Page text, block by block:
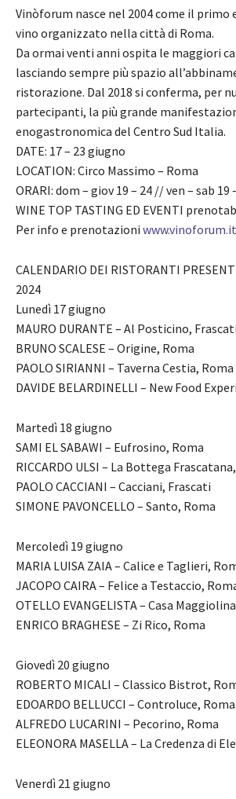
Vinòforum nasce nel 2004 come il primo
vino organizzato nella città di Roma.
Da ormai venti anni ospita le maggiori
lasciando sempre più spazio
ristorazione. Dal 2018 si conferma, per
partecipanti, la più grande
enogastronomica del Centro Sud Italia.
DATE: 17 – 23 giugno
LOCATION: Circo Massimo – Roma
ORARI: dom – giov 19 – 24 // ven – sab 19
WINE TOP TASTING ED EVENTI
Per info e prenotazioni www.vinoforum.it
CALENDARIO DEI RISTORANTI
2024
Lunedì 17 giugno
MAURO DURANTE – Al Posticino, Frascati
BRUNO SCALESE – Origine, Roma
PAOLO SIRIANNI – Taverna Cestia, Roma
DAVIDE BELARDINELLI – New Food
Martedì 18 giugno
SAMI EL SABAWI – Eufrosino, Roma
RICCARDO ULSI – La Bottega
PAOLO CACCIANI – Cacciani, Frascati
SIMONE PAVONCELLO – Santo, Roma
Mercoledì 19 giugno
MARIA LUISA ZAIA – Calice e Taglieri,
JACOPO CAIRA – Felice a Testaccio,
OTELLO EVANGELISTA – Casa
ENRICO BRAGHESE – Zi Rico, Roma
Giovedì 20 giugno
ROBERTO MICALI – Classico Bistrot,
EDOARDO BELLUCCI – Controluce, Roma
ALFREDO LUCARINI – Pecorino, Roma
ELEONORA MASELLA – La Credenza di
Venerdì 21 giugno